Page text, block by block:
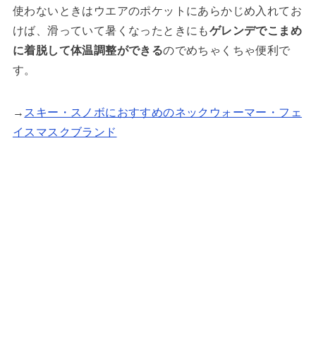
使わないときはウエアのポケットにあらかじめ入れてお
けば、滑っていて暑くなったときにもゲレンデでこまめ
に着脱して体温調整ができるのでめちゃくちゃ便利で
す。
→ スキー・スノボにおすすめのネックウォーマー・フェ
イスマスクブランド